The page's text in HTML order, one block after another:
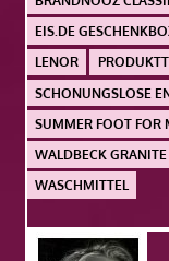
EIS.DE
LENOR
SCHONUNGSLOSE
SUMMER FOOT FOR
WALDBECK GRANITE
WASCHMITTEL